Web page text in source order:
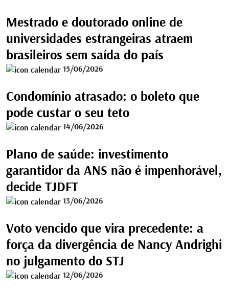
Mestrado e doutorado online de
universidades estrangeiras atraem
brasileiros sem saída do país
15/06/2026
Condomínio atrasado: o boleto que
pode custar o seu teto
14/06/2026
Plano de saúde: investimento
garantidor da ANS não é impenhorável,
decide TJDFT
13/06/2026
Voto vencido que vira precedente: a
força da divergência de Nancy Andrighi
no julgamento do STJ
12/06/2026